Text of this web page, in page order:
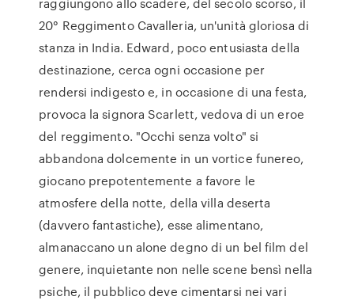
20° Reggimento Cavalleria, un'unità gloriosa di
stanza in India. Edward, poco entusiasta della
destinazione, cerca ogni occasione per
rendersi indigesto e, in occasione di una festa,
provoca la signora Scarlett, vedova di un eroe
del reggimento. "Occhi senza volto" si
abbandona dolcemente in un vortice funereo,
giocano prepotentemente a favore le
atmosfere della notte, della villa deserta
(davvero fantastiche), esse alimentano,
almanaccano un alone degno di un bel film del
genere, inquietante non nelle scene bensì nella
psiche, il pubblico deve cimentarsi nei vari